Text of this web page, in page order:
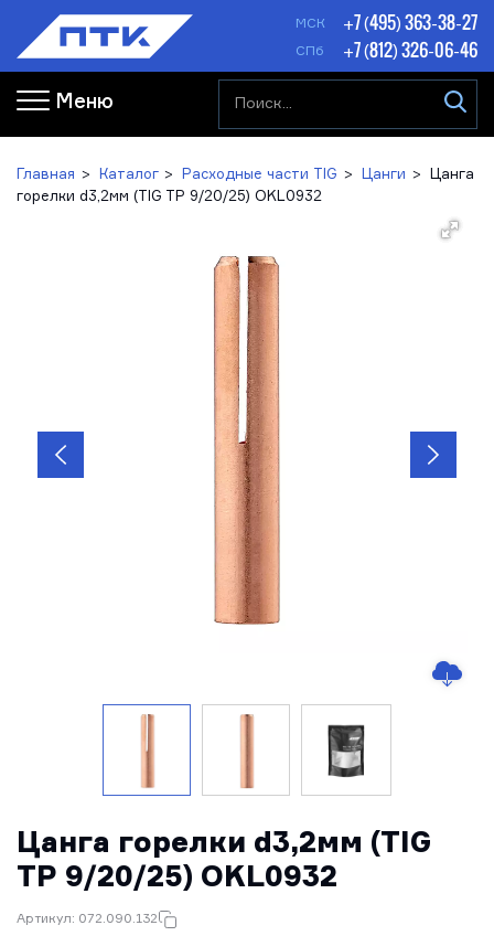
МСК +7 (495) 363-38-27
СПб +7 (812) 326-06-46
Меню
Главная Каталог Расходные части TIG Цанги
Цанга
горелки d3,2мм (TIG TP 9/20/25) OKL0932
Цанга горелки d3,2мм (TIG
TP 9/20/25) OKL0932
Артикул: 072.090.132